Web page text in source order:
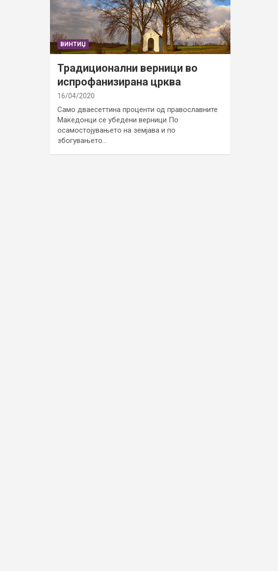
ВИНТИЏ
Традиционални верници во
испрофанизирана црква
16/04/2020
Само дваесеттина проценти од православните
Македонци се убедени верници По
осамостојувањето на земјава и по
збогувањето…